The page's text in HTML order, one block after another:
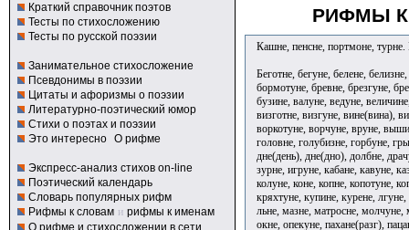
Краткий справочник поэтов
Тесты по стихосложению
Тесты по русской поэзии
Занимательное стихосложение
Псевдонимы в поэзии
Цитаты и афоризмы о поэзии
Литературно-поэтический юмор
Стихи о поэтах и поэзии
Это интересно О рифме
Экспресс-анализ стихов on-line
Поэтический календарь
Словарь популярных рифм
Рифмы к словам и рифмы к именам
О рифме и стихосложении в сети
РИФМЫ К
Кашне, пенсне, портмоне, турне.
Беготне, бегуне, белене,
бормотуне, бревне, брезгуне,
бузине, валуне, ведуне,
визготне, визгуне, вине(вина),
воркотуне, ворчуне, вруне,
головне, голубизне, горбуне,
дне(день), дне(дно), долбне,
зурне, игруне, кабане, кавуне,
колуне, коне, копне, копотуне,
кряхтуне, купине, курене,
льне, мазне, матросне,
окне, опекуне, пахане(разг),